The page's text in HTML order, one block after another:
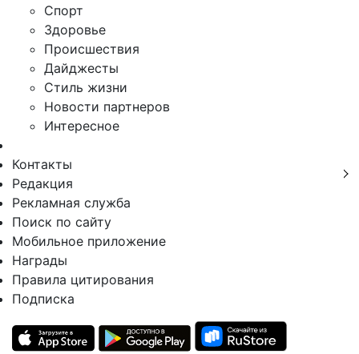
Спорт
Здоровье
Происшествия
Дайджесты
Стиль жизни
Новости партнеров
Интересное
Контакты
Редакция
Рекламная служба
Поиск по сайту
Мобильное приложение
Награды
Правила цитирования
Подписка